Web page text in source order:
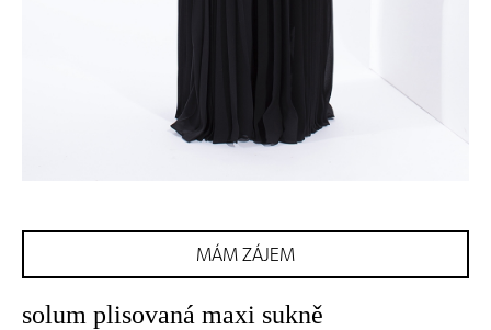
MÁM ZÁJEM
solum plisovaná maxi sukně